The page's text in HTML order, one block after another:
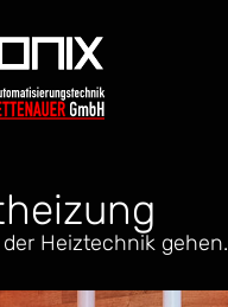
der Heiztechnik gehen.